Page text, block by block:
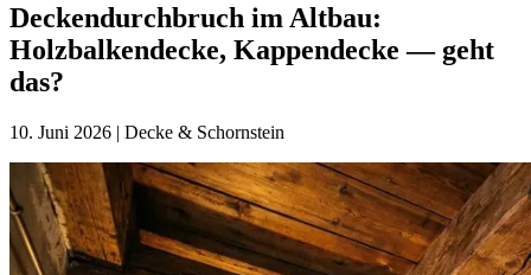
Deckendurchbruch im Altbau:
Holzbalkendecke, Kappendecke — geht
das?
10. Juni 2026 | Decke & Schornstein